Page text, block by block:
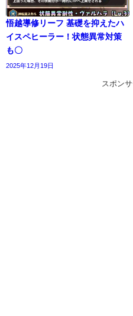
悟越導修リーフ 基礎を抑えたハ
イスペヒーラー！状態異常対策
も〇
2025年12月19日
スポン